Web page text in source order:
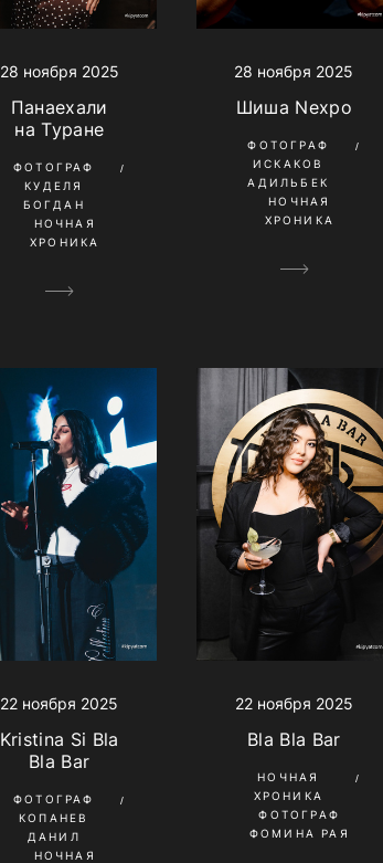
28 ноября 2025
Панаехали
на Туране
ФОТОГРАФ
КУДЕЛЯ
БОГДАН
НОЧНАЯ
ХРОНИКА
28 ноября 2025
Шиша Nexpo
ФОТОГРАФ
ИСКАКОВ
АДИЛЬБЕК
НОЧНАЯ
ХРОНИКА
22 ноября 2025
Kristina Si Bla
Bla Bar
ФОТОГРАФ
КОПАНЕВ
ДАНИЛ
НОЧНАЯ
22 ноября 2025
Bla Bla Bar
НОЧНАЯ
ХРОНИКА
ФОТОГРАФ
ФОМИНА РАЯ